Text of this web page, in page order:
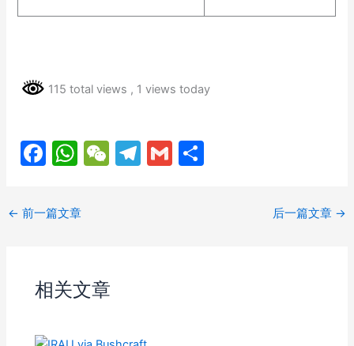
115 total views , 1 views today
F
c
e
o
o
k
W
at
p
p
W T
G
← 前一篇文章 后一篇文章 →
相关文章